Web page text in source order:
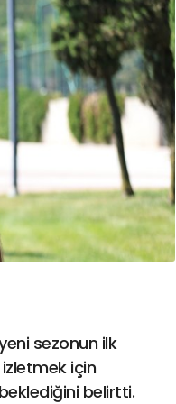
spor41
#
spor41
#kocaelispor
sezonun ilk
izletmek için
beklediğini belirtti.